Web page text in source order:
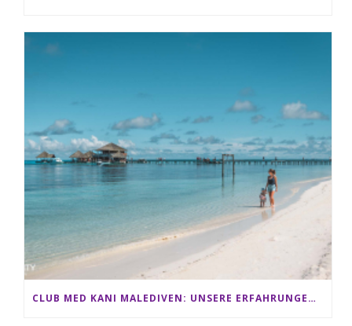
CLUB MED KANI MALEDIVEN: UNSERE ERFAHRUNGEN IM ALL-INCLUSIVE PARADIES